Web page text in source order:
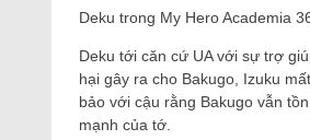
Deku trong My Hero Academia
Deku tới căn cứ UA với sự trợ
hại gây ra cho Bakugo, Izuku
bảo với cậu rằng Bakugo vẫn
mạnh của tớ.